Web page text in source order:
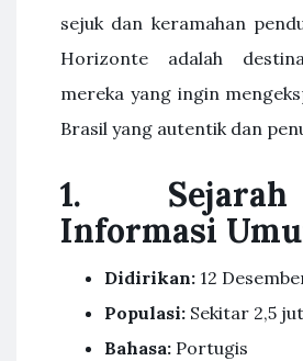
sejuk dan keramahan
Horizonte adalah
mereka yang ingin
Brasil yang autentik dan
1.
Informasi
Didirikan: 12
Populasi: Sekitar 2,5
Bahasa: Portugis